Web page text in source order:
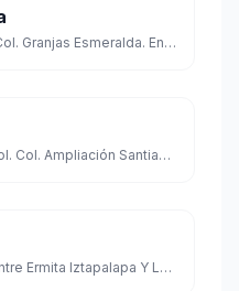
Calz. Ermita Iztapalapa #595 Col. Granjas Esmeralda. Entre Maíz Y Centeno C.p. 09810
Av. Ermita Iztapalapa #3417 Col. Col. Ampliación Santiago Acahualtepec, Entre Calle Trigo Y Jalisco C.p. 09640
La Viga #1827 Col. Cacama. Entre Ermita Iztapalapa Y La Viga C.p. 09090